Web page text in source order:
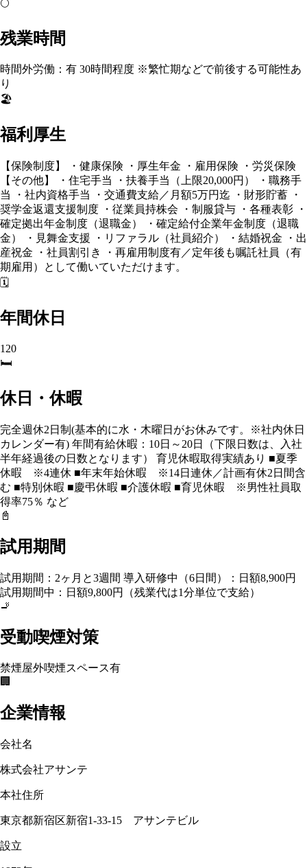
🌕
残業時間
時間外労働：有 30時間程度 ※繁忙期などで前後する可能性あ
り
🏖️
福利厚生
【保険制度】 ・健康保険 ・厚生年金 ・雇用保険 ・労災保険
【その他】 ・住宅手当 ・扶養手当（上限20,000円） ・職務手
当 ・社内資格手当 ・交通費支給／月額5万円迄 ・財形貯蓄 ・
奨学金返還支援制度 ・従業員持株会 ・制服貸与 ・各種表彰 ・
確定拠出年金制度（退職金） ・確定給付企業年金制度（退職
金） ・見舞金支援 ・リファラル（社員紹介） ・結婚祝金 ・出
産祝金 ・社員割引き ・再雇用制度有／定年後も嘱託社員（有
期雇用）として働いていただけます。
🗓️
年間休日
120
🛏️
休日・休暇
完全週休2日制(基本的に水・木曜日がお休みです。※社内休日
カレンダー有) 年間有給休暇：10日～20日（下限日数は、入社
半年経過後の日数となります） 育児休暇取得実績あり ■夏季
休暇 ※4連休 ■年末年始休暇 ※14日連休／計画有休2日間含
む ■特別休暇 ■慶弔休暇 ■介護休暇 ■育児休暇 ※男性社員取
得率75％ など
📓
試用期間
試用期間：2ヶ月と3週間 導入研修中（6日間）：日額8,900円
試用期間中：日額9,800円（残業代は1分単位で支給）
🚬
受動喫煙対策
禁煙屋外喫煙スペース有
🏢
企業情報
会社名
株式会社アサンテ
本社住所
東京都新宿区新宿1-33-15 アサンテビル
設立